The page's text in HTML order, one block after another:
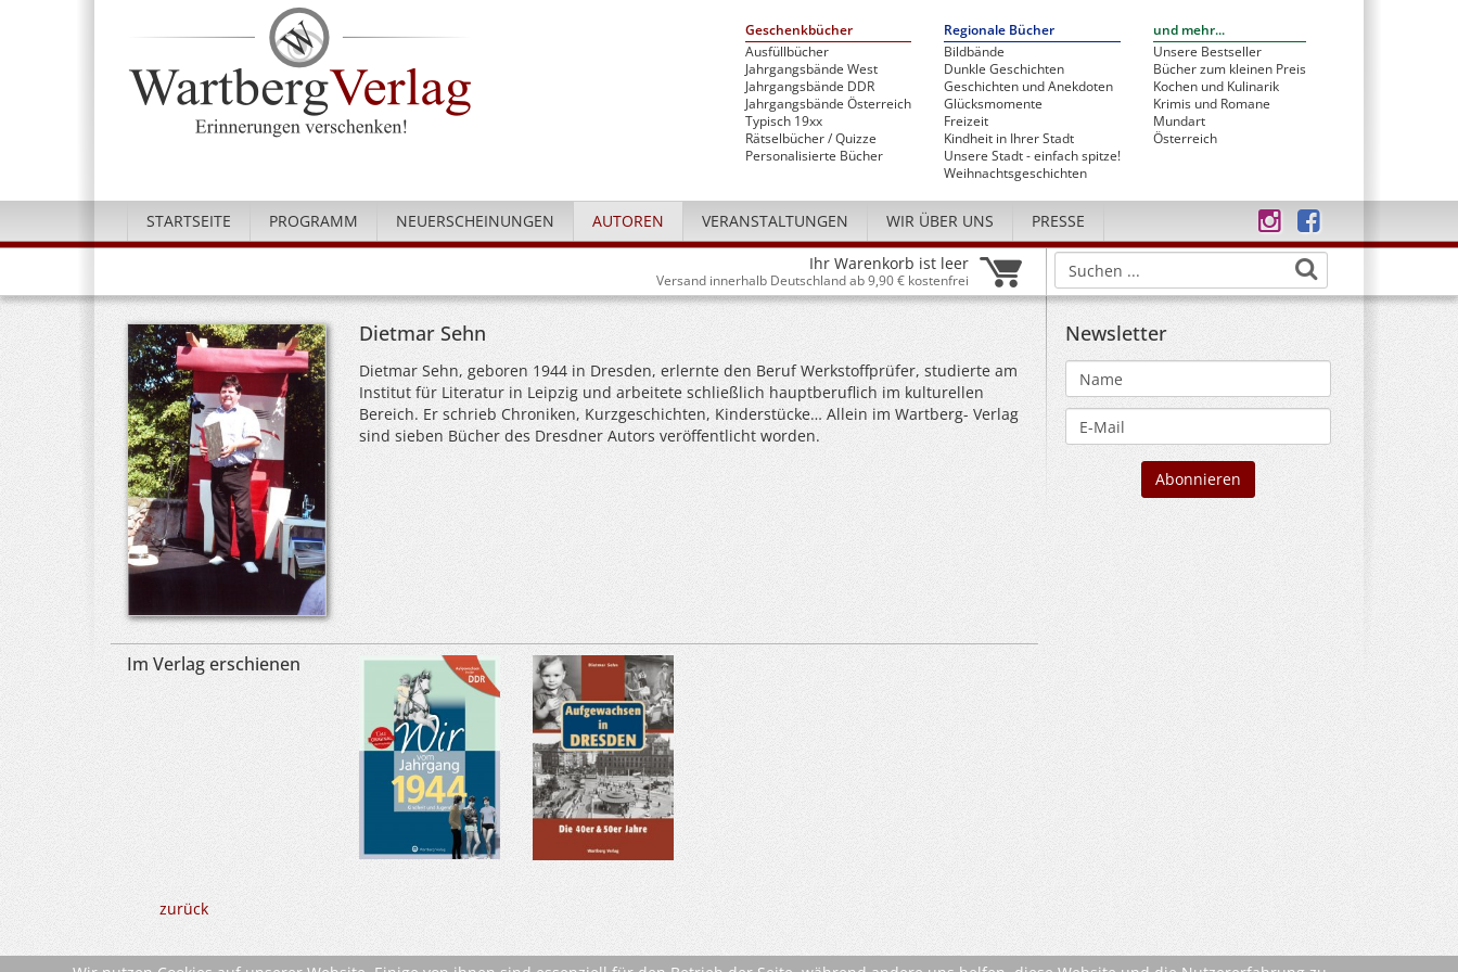
Geschenkbücher
Ausfüllbücher
Jahrgangsbände West
Jahrgangsbände DDR
Jahrgangsbände Österreich
Typisch 19xx
Rätselbücher / Quizze
Personalisierte Bücher
Regionale Bücher
Bildbände
Dunkle Geschichten
Geschichten und Anekdoten
Glücksmomente
Freizeit
Kindheit in Ihrer Stadt
Unsere Stadt - einfach spitze!
Weihnachtsgeschichten
und mehr...
Unsere Bestseller
Bücher zum kleinen Preis
Kochen und Kulinarik
Krimis und Romane
Mundart
Österreich
STARTSEITE PROGRAMM NEUERSCHEINUNGEN AUTOREN VERANSTALTUNGEN WIR ÜBER UNS PRESSE
Ihr Warenkorb ist leer
Versand innerhalb Deutschland ab 9,90 € kostenfrei
Dietmar Sehn
Dietmar Sehn, geboren 1944 in Dresden, erlernte den Beruf Werkstoffprüfer, studierte am
Institut für Literatur in Leipzig und arbeitete schließlich hauptberuflich im kulturellen
Bereich. Er schrieb Chroniken, Kurzgeschichten, Kinderstücke… Allein im Wartberg- Verlag
sind sieben Bücher des Dresdner Autors veröffentlicht worden.
Im Verlag erschienen
zurück
Newsletter